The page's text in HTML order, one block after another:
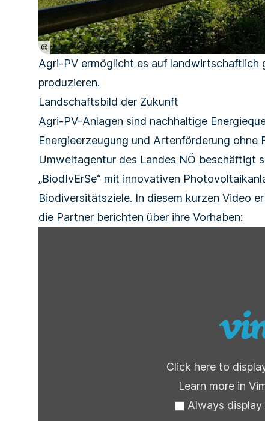
©
Agri-PV ermöglicht es auf landwirtschaftlich
produzieren.
Landschaftsbild der Zukunft
Agri-PV-Anlagen sind nachhaltige
Energieerzeugung und Artenförderung ohne
Umweltagentur des Landes NÖ beschäftigt
„BiodIvErSe“ mit innovativen
Biodiversitätsziele. In diesem kurzen Video
die Partner berichten über ihre Vorhaben:
Click here to
Learn more in
Always